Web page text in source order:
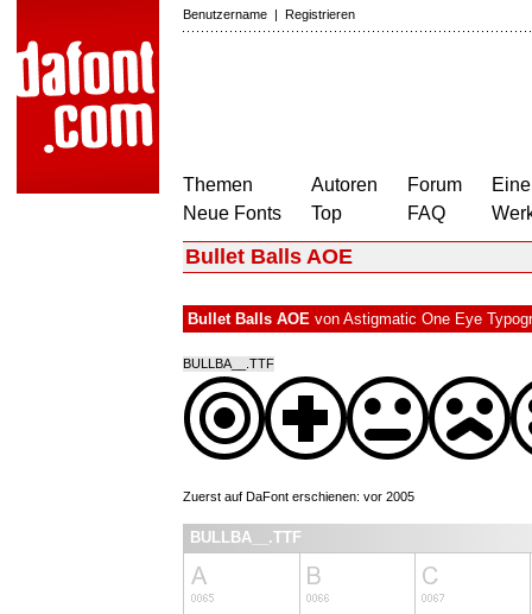
Benutzername | Registrieren
Themen
Neue Fonts
Autoren
Top
Forum
FAQ
Bullet Balls AOE
Bullet Balls AOE von Astigmatic One Eye
BULLBA__.TTF
Zuerst auf DaFont erschienen: vor 2005
BULLBA__.TTF